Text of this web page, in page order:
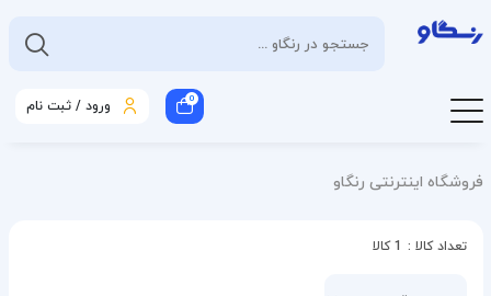
0 ورود / ثبت نام
فروشگاه اینترنتی رنگاو
تعداد کالا : 1 کالا